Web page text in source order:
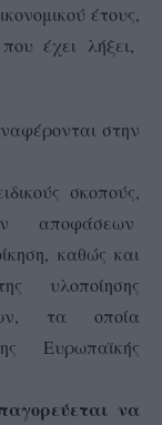
έτους,
έχει λήξει,
στην
σκοπούς,
αποφάσεων
καθώς και
υλοποίησης
τα οποία
Ευρωπαϊκής
να